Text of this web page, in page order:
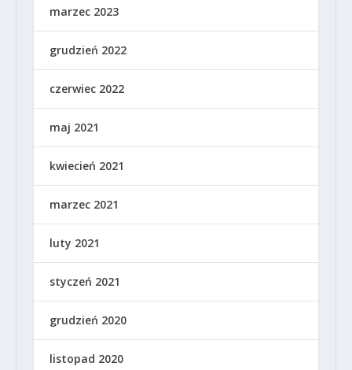
marzec 2023
grudzień 2022
czerwiec 2022
maj 2021
kwiecień 2021
marzec 2021
luty 2021
styczeń 2021
grudzień 2020
listopad 2020